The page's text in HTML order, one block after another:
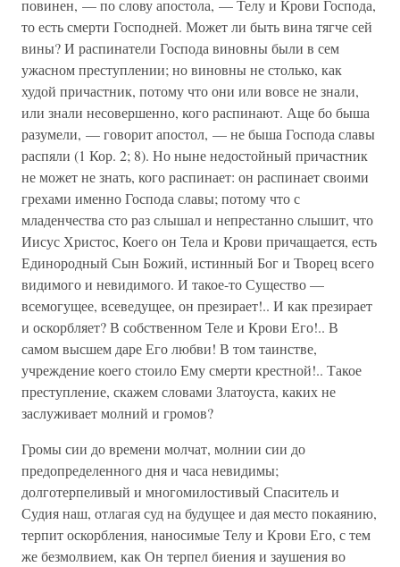
повинен, — по слову апостола, — Телу и Крови Господа,
то есть смерти Господней. Может ли быть вина тягче сей
вины? И распинатели Господа виновны были в сем
ужасном преступлении; но виновны не столько, как
худой причастник, потому что они или вовсе не знали,
или знали несовершенно, кого распинают. Аще бо быша
разумели, — говорит апостол, — не быша Господа славы
распяли (1 Кор. 2; 8). Но ныне недостойный причастник
не может не знать, кого распинает: он распинает своими
грехами именно Господа славы; потому что с
младенчества сто раз слышал и непрестанно слышит, что
Иисус Христос, Коего он Тела и Крови причащается, есть
Единородный Сын Божий, истинный Бог и Творец всего
видимого и невидимого. И такое-то Существо —
всемогущее, всеведущее, он презирает!.. И как презирает
и оскорбляет? В собственном Теле и Крови Его!.. В
самом высшем даре Его любви! В том таинстве,
учреждение коего стоило Ему смерти крестной!.. Такое
преступление, скажем словами Златоуста, каких не
заслуживает молний и громов?
Громы сии до времени молчат, молнии сии до
предопределенного дня и часа невидимы;
долготерпеливый и многомилостивый Спаситель и
Судия наш, отлагая суд на будущее и дая место покаянию,
терпит оскорбления, наносимые Телу и Крови Его, с тем
же безмолвием, как Он терпел биения и заушения во